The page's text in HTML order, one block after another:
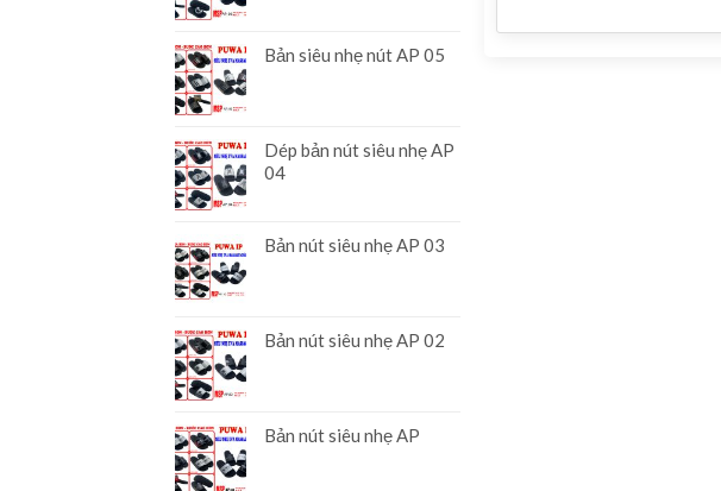
Bản siêu nhẹ nút AP 05
Dép bản nút siêu nhẹ AP
04
Bản nút siêu nhẹ AP 03
Bản nút siêu nhẹ AP 02
Bản nút siêu nhẹ AP